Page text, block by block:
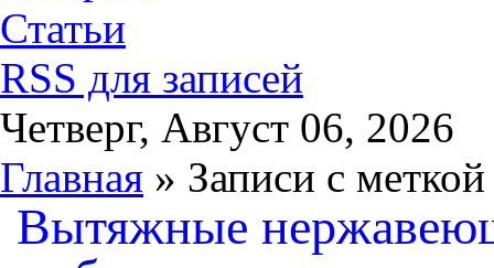
Статьи
RSS для записей
Четверг, Август 06, 2026
Главная » Записи с
Вытяжные